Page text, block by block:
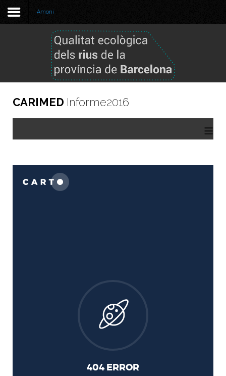
Benvinguda
Metodologia
Informe 2025
Informe 2024
Informes anteriors
Visor de dades
Amoni
CARIMED Informe2016
≡